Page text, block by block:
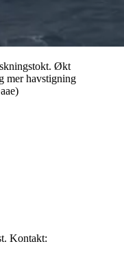
Økt
mer havstigning
Kontakt: